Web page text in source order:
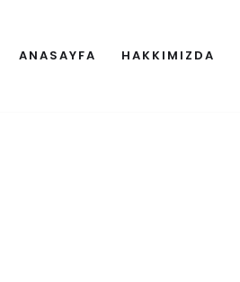
ANASAYFA HAKKIMIZDA